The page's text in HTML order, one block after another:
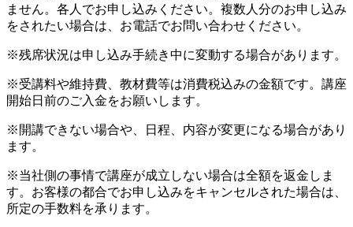
ません。各人でお申し込みください。複数人分のお申し込み
をされたい場合は、お電話でお問い合わせください。
※残席状況は申し込み手続き中に変動する場合があります。
※受講料や維持費、教材費等は消費税込みの金額です。講座
開始日前のご入金をお願いします。
※開講できない場合や、日程、内容が変更になる場合があり
ます。
※当社側の事情で講座が成立しない場合は全額を返金しま
す。お客様の都合でお申し込みをキャンセルされた場合は、
所定の手数料を承ります。